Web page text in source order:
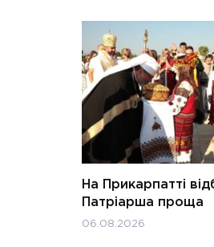
На Прикарпатті
Патріарша проща
06.08.2026